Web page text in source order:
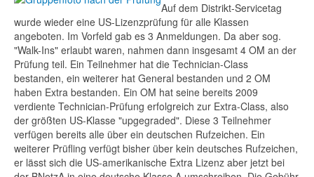
Auf dem Distrikt-Servicetag
wurde wieder eine US-Lizenzprüfung für alle Klassen
angeboten. Im Vorfeld gab es 3 Anmeldungen. Da aber sog.
"Walk-Ins" erlaubt waren, nahmen dann insgesamt 4 OM an der
Prüfung teil. Ein Teilnehmer hat die Technician-Class
bestanden, ein weiterer hat General bestanden und 2 OM
haben Extra bestanden. Ein OM hat seine bereits 2009
verdiente Technician-Prüfung erfolgreich zur Extra-Class, also
der größten US-Klasse "upgegraded". Diese 3 Teilnehmer
verfügen bereits alle über ein deutschen Rufzeichen. Ein
weiterer Prüfling verfügt bisher über kein deutsches Rufzeichen,
er lässt sich die US-amerikanische Extra Lizenz aber jetzt bei